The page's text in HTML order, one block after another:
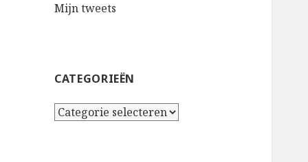
Mijn tweets
CATEGORIEËN
Categorieën